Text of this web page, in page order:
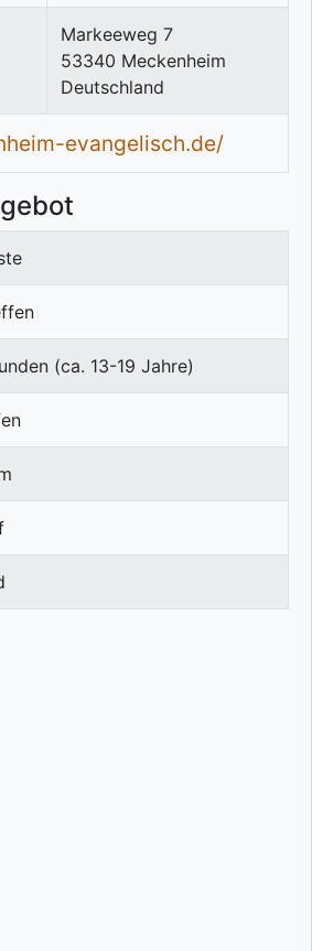
Markeeweg 7
53340 Meckenheim
Deutschland
evangelisch.de/
(ca. 13-19 Jahre)